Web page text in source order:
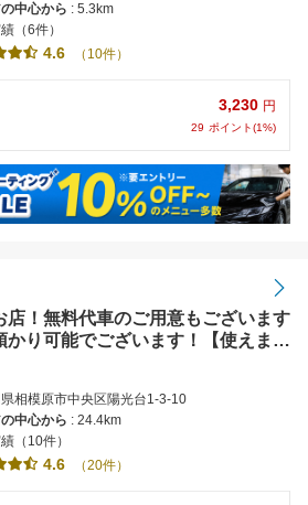
中心から : 5.3km
（6件）
4.6 （10件）
3,230 円
29 ポイント(1%)
店！無料代車のご用意もございます
り可能でございます！【使えま
トカード
相模原市中央区陽光台1-3-10
中心から : 24.4km
（10件）
4.6 （20件）